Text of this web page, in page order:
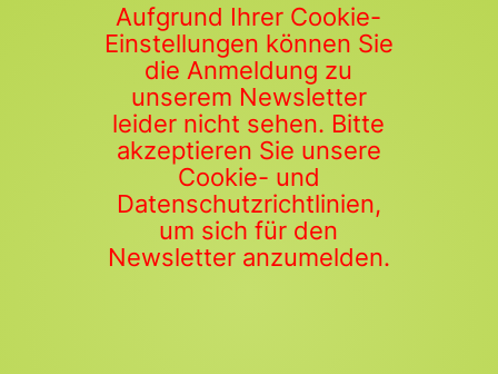
Aufgrund Ihrer Cookie-
Einstellungen können Sie
die Anmeldung zu
unserem Newsletter
leider nicht sehen. Bitte
akzeptieren Sie unsere
Cookie- und
Datenschutzrichtlinien,
um sich für den
Newsletter anzumelden.